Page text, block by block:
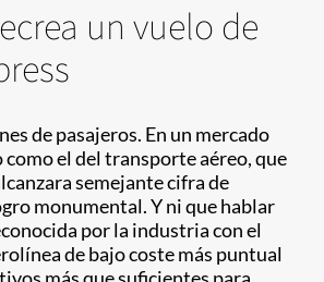
un vuelo de
de pasajeros. En un mercado
el del transporte aéreo, que
semejante cifra de
monumental. Y ni que hablar
por la industria con el
de bajo coste más puntual